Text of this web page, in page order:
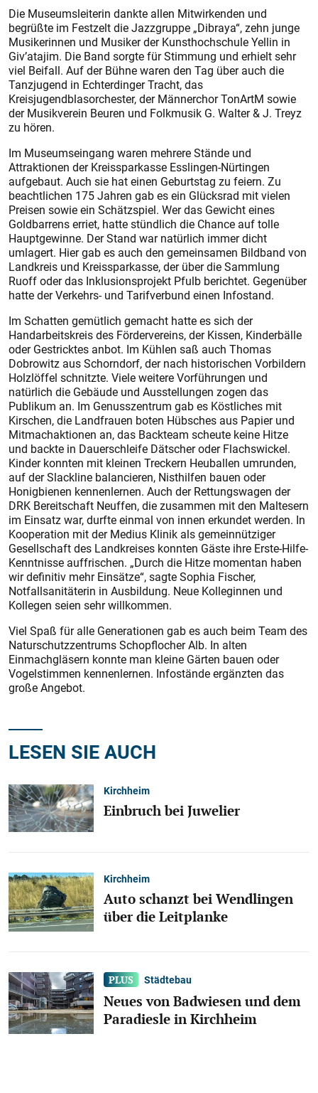
Die Museumsleiterin dankte allen Mitwirkenden und
begrüßte im Festzelt die Jazzgruppe „Dibraya“, zehn junge
Musikerinnen und Musiker der Kunsthochschule Yellin in
Giv’atajim. Die Band sorgte für Stimmung und erhielt sehr
viel Beifall. Auf der Bühne waren den Tag über auch die
Tanzjugend in Echterdinger Tracht, das
Kreisjugendblasorchester, der Männerchor TonArtM sowie
der Musikverein Beuren und Folkmusik G. Walter & J. Treyz
zu hören.
Im Museumseingang waren mehrere Stände und
Attraktionen der Kreissparkasse Esslingen-Nürtingen
aufgebaut. Auch sie hat einen Geburtstag zu feiern. Zu
beachtlichen 175 Jahren gab es ein Glücksrad mit vielen
Preisen sowie ein Schätzspiel. Wer das Gewicht eines
Goldbarrens erriet, hatte stündlich die Chance auf tolle
Hauptgewinne. Der Stand war natürlich immer dicht
umlagert. Hier gab es auch den gemeinsamen Bildband von
Landkreis und Kreissparkasse, der über die Sammlung
Ruoff oder das Inklusionsprojekt Pfulb berichtet. Gegenüber
hatte der Verkehrs- und Tarifverbund einen Infostand.
Im Schatten gemütlich gemacht hatte es sich der
Handarbeitskreis des Fördervereins, der Kissen, Kinderbälle
oder Gestricktes anbot. Im Kühlen saß auch Thomas
Dobrowitz aus Schorndorf, der nach historischen Vorbildern
Holzlöffel schnitzte. Viele weitere Vorführungen und
natürlich die Gebäude und Ausstellungen zogen das
Publikum an. Im Genusszentrum gab es Köstliches mit
Kirschen, die Landfrauen boten Hübsches aus Papier und
Mitmachaktionen an, das Backteam scheute keine Hitze
und backte in Dauerschleife Dätscher oder Flachswickel.
Kinder konnten mit kleinen Treckern Heuballen umrunden,
auf der Slackline balancieren, Nisthilfen bauen oder
Honigbienen kennenlernen. Auch der Rettungswagen der
DRK Bereitschaft Neuffen, die zusammen mit den Maltesern
im Einsatz war, durfte einmal von innen erkundet werden. In
Kooperation mit der Medius Klinik als gemeinnütziger
Gesellschaft des Landkreises konnten Gäste ihre Erste-Hilfe-
Kenntnisse auffrischen. „Durch die Hitze momentan haben
wir definitiv mehr Einsätze“, sagte Sophia Fischer,
Notfallsanitäterin in Ausbildung. Neue Kolleginnen und
Kollegen seien sehr willkommen.
Viel Spaß für alle Generationen gab es auch beim Team des
Naturschutzzentrums Schopflocher Alb. In alten
Einmachgläsern konnte man kleine Gärten bauen oder
Vogelstimmen kennenlernen. Infostände ergänzten das
große Angebot.
LESEN SIE AUCH
Kirchheim
Einbruch bei Juwelier
Kirchheim
Auto schanzt bei Wendlingen
über die Leitplanke
Städtebau
Neues von Badwiesen und dem
Paradiesle in Kirchheim